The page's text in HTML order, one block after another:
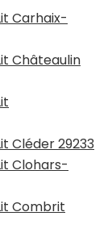
Carhaix-
Châteaulin
Cléder 29233
Clohars-
Combrit